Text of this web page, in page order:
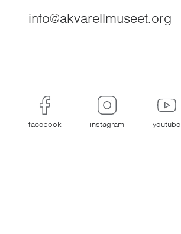
info@akvarellmuseet.org
facebook instagram youtube